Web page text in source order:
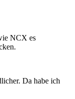
NCX es
Da habe ich